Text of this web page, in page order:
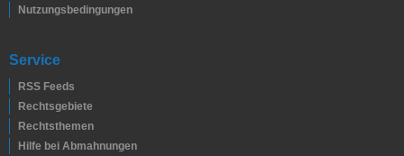
Nutzungsbedingungen
Service
RSS Feeds
Rechtsgebiete
Rechtsthemen
Hilfe bei Abmahnungen